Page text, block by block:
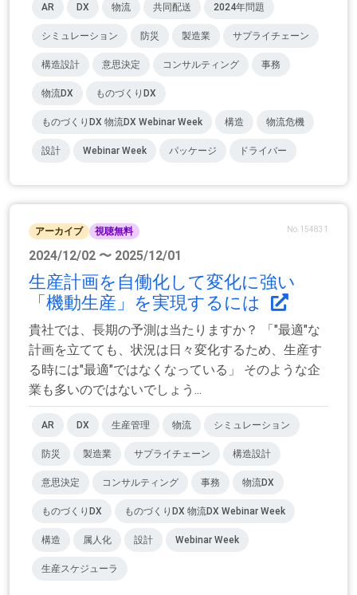
AR DX 物流 共同配送 2024年問題
シミュレーション 防災 製造業 サプライチェーン
構造設計 意思決定 コンサルティング 事務
物流DX ものづくりDX
ものづくりDX 物流DX Webinar Week 構造 物流危機
設計 Webinar Week パッケージ ドライバー
アーカイブ 視聴無料 No.154831
2024/12/02 〜 2025/12/01
生産計画を自働化して変化に強い
「機動生産」を実現するには
貴社では、長期の予測は当たりますか？ 「"最適"な
計画を立てても、状況は日々変化するため、生産す
る時には"最適"ではなくなっている」 そのような企
業も多いのではないでしょう...
AR DX 生産管理 物流 シミュレーション
防災 製造業 サプライチェーン 構造設計
意思決定 コンサルティング 事務 物流DX
ものづくりDX ものづくりDX 物流DX Webinar Week
構造 属人化 設計 Webinar Week
生産スケジューラ